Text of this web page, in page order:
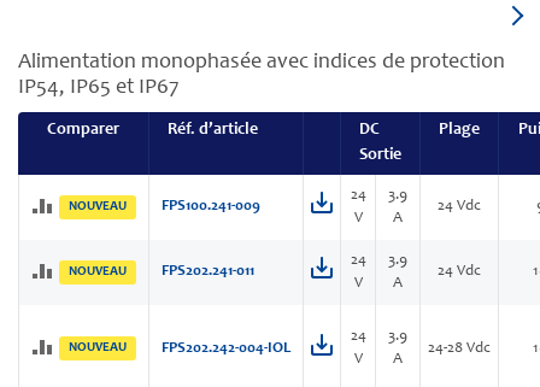
Alimentation monophasée avec indices de protection
IP54, IP65 et IP67
Comparer Réf. d’article
DC
Sortie
Plage
NOUVEAU FPS100.241-009
24
V
3.9
A
24 Vdc
NOUVEAU FPS202.241-011
24
V
3.9
A
24 Vdc
NOUVEAU FPS202.242-004-IOL
24
V
3.9
A
24-28 Vdc